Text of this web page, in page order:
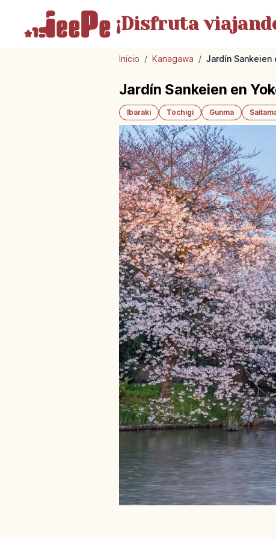
¡Disfruta
Inicio / Kanagawa / Jardín Sankeien
Jardín Sankeien en
Ibaraki Tochigi Gunma